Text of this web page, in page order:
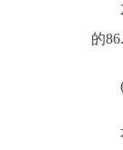
的
(五
本